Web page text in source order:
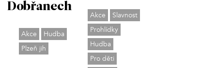
Dobřanech
Akce
Hudba
Plzeň jih
Akce
Slavnost
Prohlídky
Hudba
Pro děti